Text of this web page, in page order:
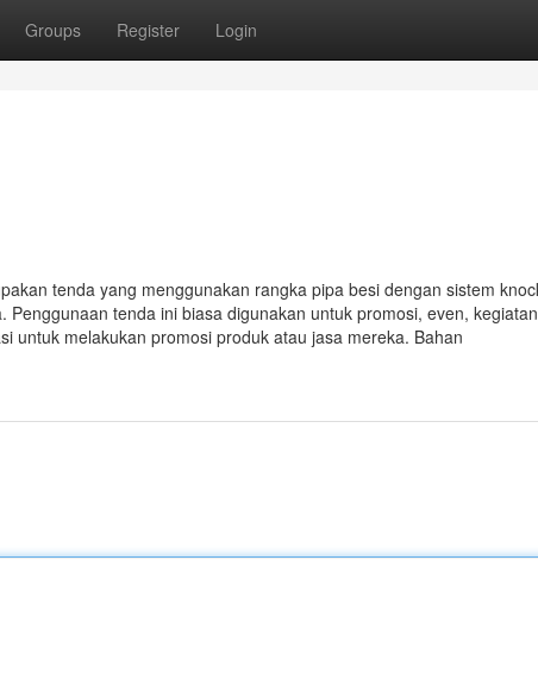
Groups Register Login
tenda yang menggunakan rangka pipa besi dengan sistem
tenda ini biasa digunakan untuk promosi, even,
untuk melakukan promosi produk atau jasa mereka. Bahan